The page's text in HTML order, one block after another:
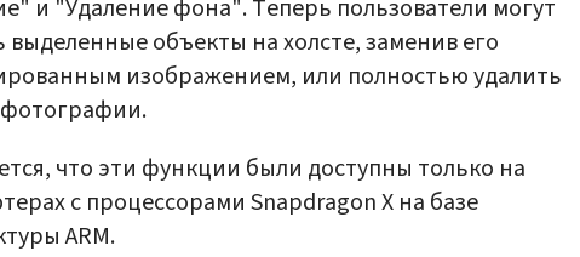
и "Удаление фона". Теперь пользователи могут
выделенные объекты на холсте, заменив его
изображением, или полностью удалить
что эти функции были доступны только на
с процессорами Snapdragon X на базе
ARM.